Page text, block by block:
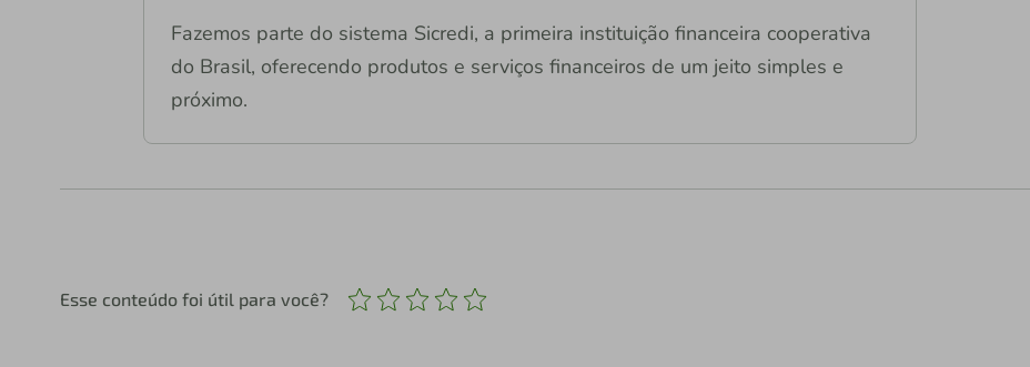
Fazemos parte do sistema Sicredi, a primeira instituição financeira cooperativa
do Brasil, oferecendo produtos e serviços financeiros de um jeito simples e
próximo.
Esse conteúdo foi útil para você?